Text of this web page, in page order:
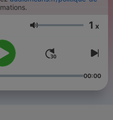
音量 1 x
00:00